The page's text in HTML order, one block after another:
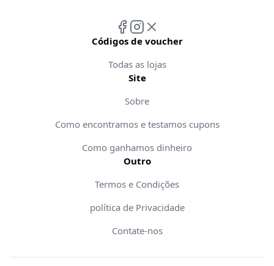
Códigos de voucher
Todas as lojas
Site
Sobre
Como encontramos e testamos cupons
Como ganhamos dinheiro
Outro
Termos e Condições
política de Privacidade
Contate-nos